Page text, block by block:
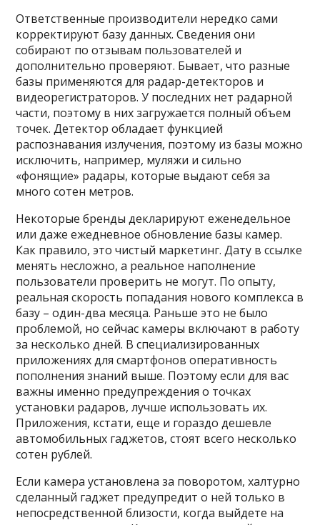
Ответственные производители нередко сами
корректируют базу данных. Сведения они
собирают по отзывам пользователей и
дополнительно проверяют. Бывает, что разные
базы применяются для радар-детекторов и
видеорегистраторов. У последних нет радарной
части, поэтому в них загружается полный объем
точек. Детектор обладает функцией
распознавания излучения, поэтому из базы можно
исключить, например, муляжи и сильно
«фонящие» радары, которые выдают себя за
много сотен метров.
Некоторые бренды декларируют еженедельное
или даже ежедневное обновление базы камер.
Как правило, это чистый маркетинг. Дату в ссылке
менять несложно, а реальное наполнение
пользователи проверить не могут. По опыту,
реальная скорость попадания нового комплекса в
базу – один-два месяца. Раньше это не было
проблемой, но сейчас камеры включают в работу
за несколько дней. В специализированных
приложениях для смартфонов оперативность
пополнения знаний выше. Поэтому если для вас
важны именно предупреждения о точках
установки радаров, лучше использовать их.
Приложения, кстати, еще и гораздо дешевле
автомобильных гаджетов, стоят всего несколько
сотен рублей.
Если камера установлена за поворотом, халтурно
сделанный гаджет предупредит о ней только в
непосредственной близости, когда выйдете на